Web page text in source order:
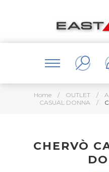
Home / OUTLET /
CASUAL DONNA
/
CHERVÒ